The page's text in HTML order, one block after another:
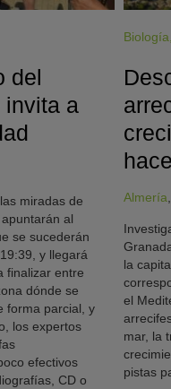
del
invita a
miradas de
al
se sucederán
y llegará
finalizar entre
dónde se
forma parcial, y
los expertos
efectivos
CD o
Biología
Almería
la
el
mar, la
pistas